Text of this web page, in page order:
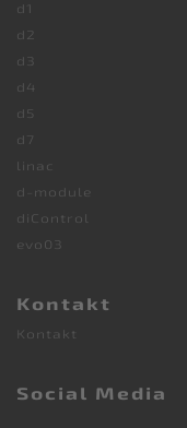
d1
d2
d3
d4
d5
d7
linac
d-module
diControl
evo03
Kontakt
Kontakt
Social Media